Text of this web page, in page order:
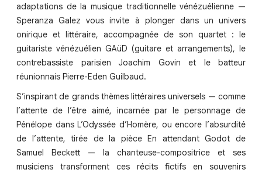
adaptations de la musique traditionnelle vénézuélienne —
Speranza Galez vous invite à plonger dans un univers
onirique et littéraire, accompagnée de son quartet : le
guitariste vénézuélien GAüD (guitare et arrangements), le
contrebassiste parisien Joachim Govin et le batteur
réunionnais Pierre-Eden Guilbaud.
S’inspirant de grands thèmes littéraires universels — comme
l’attente de l’être aimé, incarnée par le personnage de
Pénélope dans L’Odyssée d’Homère, ou encore l’absurdité
de l’attente, tirée de la pièce En attendant Godot de
Samuel Beckett — la chanteuse-compositrice et ses
musiciens transforment ces récits fictifs en souvenirs